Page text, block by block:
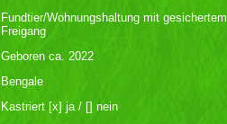
Fundtier/Wohnungshaltung mit gesichertem
Freigang
Geboren ca. 2022
Bengale
Kastriert [x] ja / [] nein